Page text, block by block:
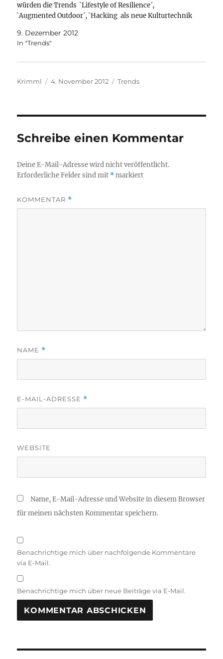
würden die Trends `Lifestyle of Resilience´,
`Augmented Outdoor´, `Hacking als neue Kulturtechnik
TV-Zeitalter´, `Urban Exploration´, `Beau Teen´ und last
not least `iBorg-Society´, nach Ansicht des Instituts,
9. Dezember 2012
In "Trends"
Autor
Krimml
Veröffentlicht
4. November 2012 Kategorien
Trends
Schreibe einen Kommentar
Deine E-Mail-Adresse wird nicht veröffentlicht.
Erforderliche Felder sind mit *markiert
KOMMENTAR *
NAME *
E-MAIL-ADRESSE *
WEBSITE
Name, E-Mail-Adresse und Website in diesem Browser
für meinen nächsten Kommentar speichern.
Benachrichtige mich über nachfolgende Kommentare
via E-Mail.
Benachrichtige mich über neue Beiträge via E-Mail.